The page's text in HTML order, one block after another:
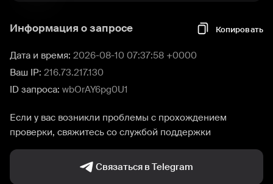
Информация о запросе Копировать
Дата и время: 2026-08-10 07:37:58 +0000
Ваш IP: 216.73.217.130
ID запроса: wbOrAY6pg0U1
Если у вас возникли проблемы с прохождением
проверки, свяжитесь со службой поддержки
Связаться в Telegram